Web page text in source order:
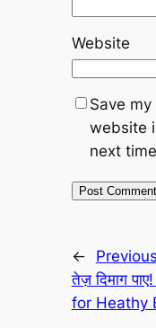
Website
Save
website
next
←
तेज़ दिमाग
for Heathy